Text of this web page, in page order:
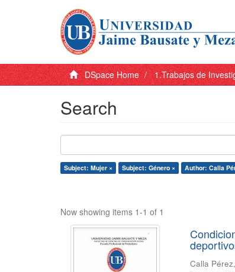
DSpace Home 1.Trabajos de
Search
Subject: Mujer × Subject: Género × Author: Calla
Now showing items 1-1 of 1
Calla